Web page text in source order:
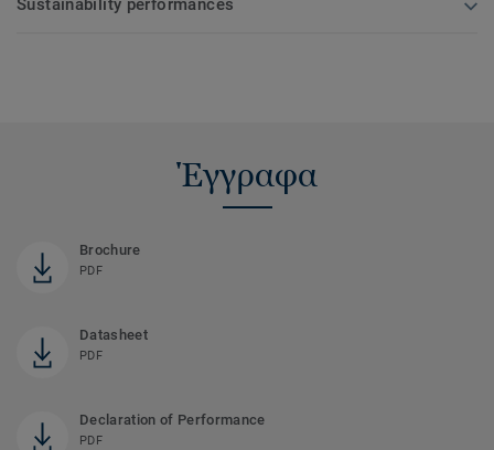
Sustainability performances
Έγγραφα
Brochure
PDF
Datasheet
PDF
Declaration of Performance
PDF